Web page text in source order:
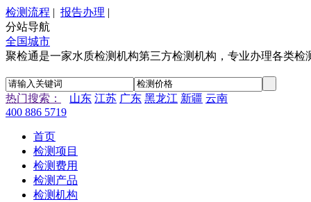
检测流程 | 报告办理 |
分站导航
全国城市
聚检通是一家水质检测机构第三方检测机构，专业办理各类检
热门搜索： 山东 江苏 广东 黑龙江 新疆 云南
400 886 5719
首页
检测项目
检测费用
检测产品
检测机构